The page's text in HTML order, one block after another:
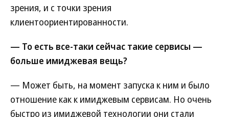
зрения, и с точки зрения
клиентоориентированности.
— То есть все-таки сейчас такие сервисы —
больше имиджевая вещь?
— Может быть, на момент запуска к ним и было
отношение как к имиджевым сервисам. Но очень
быстро из имиджевой технологии они стали